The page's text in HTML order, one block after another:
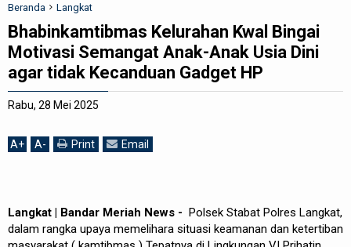
Beranda Langkat
Bhabinkamtibmas Kelurahan Kwal Bingai
Motivasi Semangat Anak-Anak Usia Dini
agar tidak Kecanduan Gadget HP
Rabu, 28 Mei 2025
A+ A- Print Email
Langkat | Bandar Meriah News - Polsek Stabat Polres Langkat,
dalam rangka upaya memelihara situasi keamanan dan ketertiban